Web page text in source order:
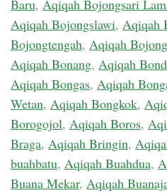
Baru, Aqiqah Bojongsari
Aqiqah Bojongslawi, Aqiqah
Bojongtengah, Aqiqah
Aqiqah Bonang, Aqiqah
Aqiqah Bongas, Aqiqah
Wetan, Aqiqah Bongkok,
Borogojol, Aqiqah Boros,
Braga, Aqiqah Bringin,
buahbatu, Aqiqah Buahdua,
Buana Mekar, Aqiqah